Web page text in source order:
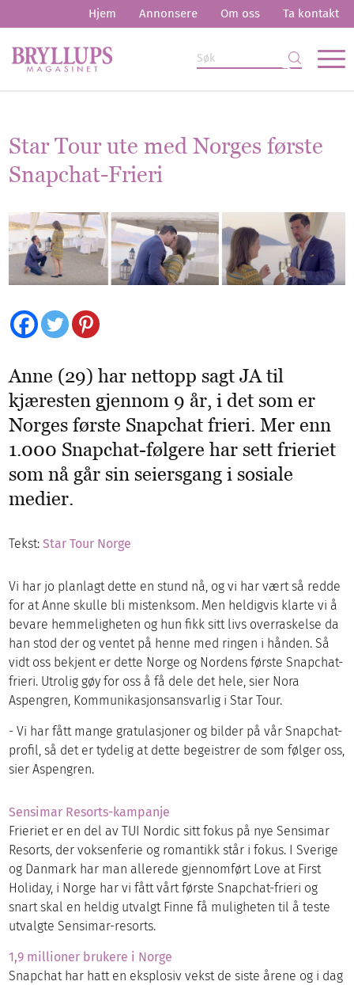
Hjem Annonsere Om oss Ta kontakt
Star Tour ute med Norges første
Snapchat-Frieri
Anne (29) har nettopp sagt JA til
kjæresten gjennom 9 år, i det som er
Norges første Snapchat frieri. Mer enn
1.000 Snapchat-følgere har sett frieriet
som nå går sin seiersgang i sosiale
medier.
Tekst:Star Tour Norge
Vi har jo planlagt dette en stund nå, og vi har vært så redde
for at Anne skulle bli mistenksom. Men heldigvis klarte vi å
bevare hemmeligheten og hun fikk sitt livs overraskelse da
han stod der og ventet på henne med ringen i hånden. Så
vidt oss bekjent er dette Norge og Nordens første Snapchat-
frieri. Utrolig gøy for oss å få dele det hele, sier Nora
Aspengren, Kommunikasjonsansvarlig i Star Tour.
- Vi har fått mange gratulasjoner og bilder på vår Snapchat-
profil, så det er tydelig at dette begeistrer de som følger oss,
sier Aspengren.
Sensimar Resorts-kampanje
Frieriet er en del av TUI Nordic sitt fokus på nye Sensimar
Resorts, der voksenferie og romantikk står i fokus. I Sverige
og Danmark har man allerede gjennomført Love at First
Holiday, i Norge har vi fått vårt første Snapchat-frieri og
snart skal en heldig utvalgt Finne få muligheten til å teste
utvalgte Sensimar-resorts.
1,9 millioner brukere i Norge
Snapchat har hatt en eksplosiv vekst de siste årene og i dag